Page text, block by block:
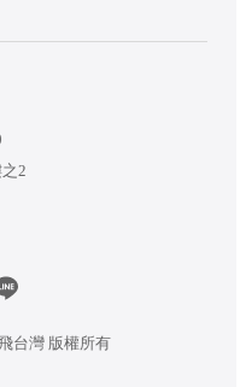
2
台灣 版權所有